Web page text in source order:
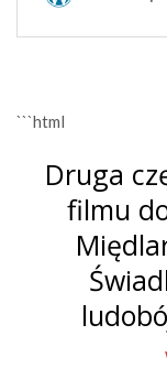
```html
Druga
filmu